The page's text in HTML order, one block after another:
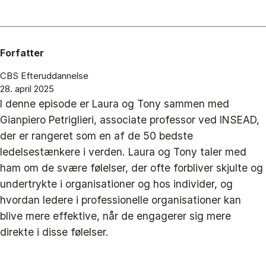
Forfatter
CBS Efteruddannelse
28. april 2025
I denne episode er Laura og Tony sammen med
Gianpiero Petriglieri, associate professor ved INSEAD,
der er rangeret som en af de 50 bedste
ledelsestænkere i verden. Laura og Tony taler med
ham om de svære følelser, der ofte forbliver skjulte og
undertrykte i organisationer og hos individer, og
hvordan ledere i professionelle organisationer kan
blive mere effektive, når de engagerer sig mere
direkte i disse følelser.